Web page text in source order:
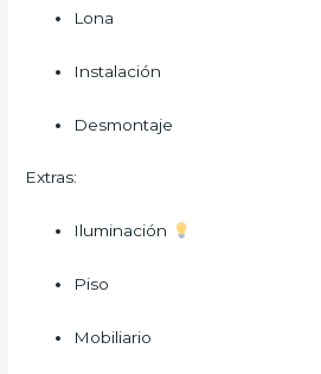
Lona
Instalación
Desmontaje
Extras:
Iluminación
Piso
Mobiliario